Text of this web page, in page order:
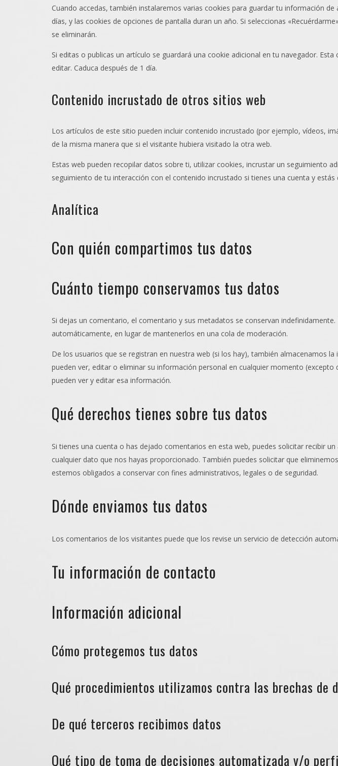
Cuando accedas, también instalaremos varias cookies para guardar tu información
días, y las cookies de opciones de pantalla duran un año. Si seleccionas
se eliminarán.
Si editas o publicas un artículo se guardará una cookie adicional en tu navegador.
editar. Caduca después de 1 día.
Contenido incrustado de otros sitios web
Los artículos de este sitio pueden incluir contenido incrustado (por ejemplo, vídeos,
de la misma manera que si el visitante hubiera visitado la otra web.
Estas web pueden recopilar datos sobre ti, utilizar cookies, incrustar un seguimiento
seguimiento de tu interacción con el contenido incrustado si tienes una cuenta y estás
Analítica
Con quién compartimos tus datos
Cuánto tiempo conservamos tus datos
Si dejas un comentario, el comentario y sus metadatos se conservan
automáticamente, en lugar de mantenerlos en una cola de moderación.
De los usuarios que se registran en nuestra web (si los hay), también almacenamos
pueden ver, editar o eliminar su información personal en cualquier momento
pueden ver y editar esa información.
Qué derechos tienes sobre tus datos
Si tienes una cuenta o has dejado comentarios en esta web, puedes solicitar recibir
cualquier dato que nos hayas proporcionado. También puedes solicitar que
estemos obligados a conservar con fines administrativos, legales o de seguridad.
Dónde enviamos tus datos
Los comentarios de los visitantes puede que los revise un servicio de detección
Tu información de contacto
Información adicional
Cómo protegemos tus datos
Qué procedimientos utilizamos contra las brechas de
De qué terceros recibimos datos
Qué tipo de toma de decisiones automatizada y/o